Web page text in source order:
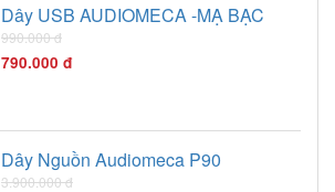
Dây USB AUDIOMECA -MẠ BẠC
990.000 đ
790.000 đ
Dây Nguồn Audiomeca P90
3.900.000 đ